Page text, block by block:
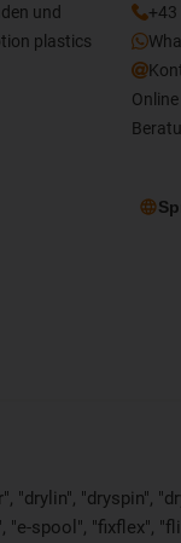
und
plastics
+43
"dryspin",
spool", "fixflex",